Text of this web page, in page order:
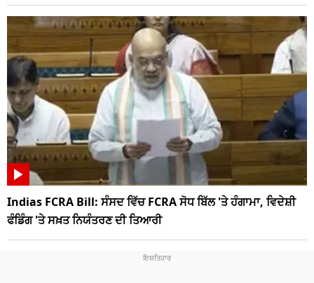
Indias FCRA Bill: ਸੰਸਦ ਵਿੱਚ FCRA ਸੋਧ ਬਿੱਲ 'ਤੇ ਹੰਗਾਮਾ, ਵਿਦੇਸ਼ੀ
ਫੰਡਿੰਗ 'ਤੇ ਸਖ਼ਤ ਨਿਯੰਤਰਣ ਦੀ ਤਿਆਰੀ